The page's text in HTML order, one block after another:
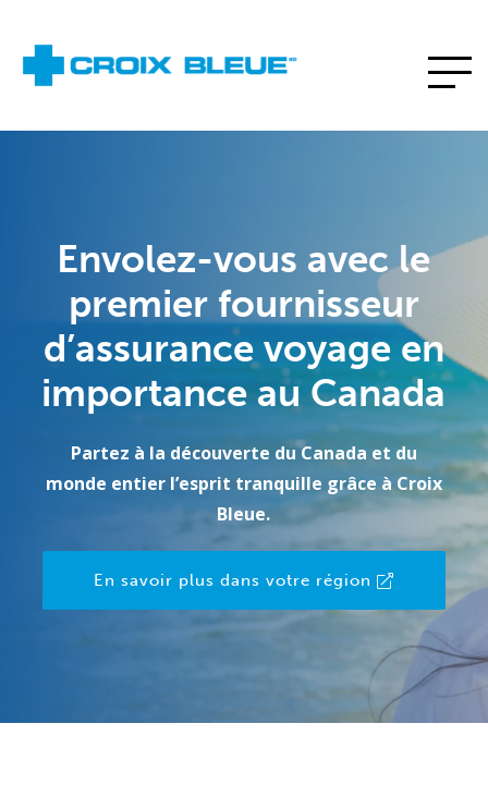
Envolez-vous avec le
premier fournisseur
d’assurance voyage en
importance au Canada
Partez à la découverte du Canada et du
monde entier l’esprit tranquille grâce à Croix
Bleue.
En savoir plus dans votre région